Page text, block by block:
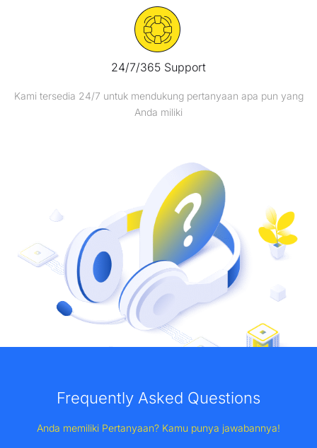
24/7/365 Support
Kami tersedia 24/7 untuk mendukung pertanyaan apa pun yang
Anda miliki
Frequently Asked Questions
Anda memiliki Pertanyaan? Kamu punya jawabannya!